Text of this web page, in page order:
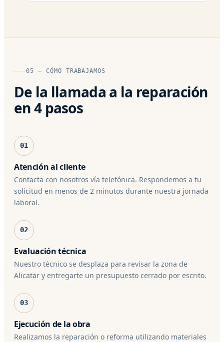
05 — CÓMO TRABAJAMOS
De la llamada a la reparación
en 4 pasos
01
Atención al cliente
Contacta con nosotros vía telefónica. Respondemos a tu
solicitud en menos de 2 minutos durante nuestra jornada
laboral.
02
Evaluación técnica
Nuestro técnico se desplaza para revisar la zona de
Alicatar y entregarte un presupuesto cerrado por escrito.
03
Ejecución de la obra
Realizamos la reparación o reforma utilizando materiales